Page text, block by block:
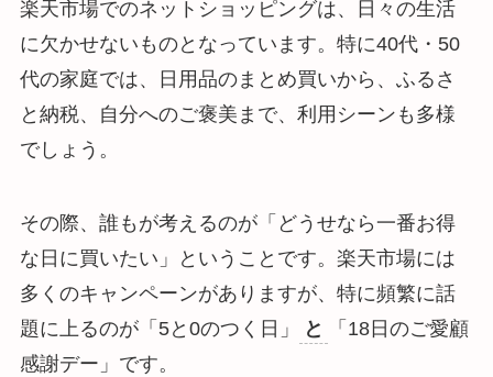
楽天市場でのネットショッピングは、日々の生活
に欠かせないものとなっています。特に40代・50
代の家庭では、日用品のまとめ買いから、ふるさ
と納税、自分へのご褒美まで、利用シーンも多様
でしょう。
その際、誰もが考えるのが「どうせなら一番お得
な日に買いたい」ということです。楽天市場には
多くのキャンペーンがありますが、特に頻繁に話
題に上るのが「5と0のつく日」
と
「18日のご愛顧
感謝デー」です。